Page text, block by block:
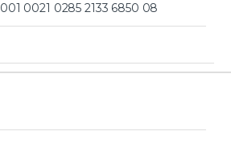
0021 0285 2133 6850 08